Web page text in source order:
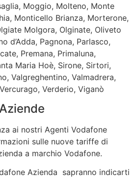
Moggio, Molteno, Monte
Monticello Brianza, Morterone,
Molgora, Olginate, Oliveto
d’Adda, Pagnona, Parlasco,
Premana, Primaluna,
Maria Hoè, Sirone, Sirtori,
Valgreghentino, Valmadrera,
Verderio, Viganò
ai nostri Agenti Vodafone
sulle nuove tariffe di
a marchio Vodafone.
Azienda sapranno indicarti